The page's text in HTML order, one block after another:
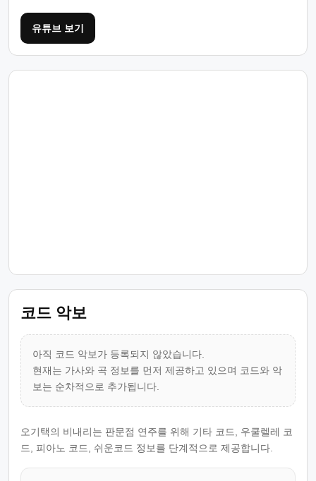
유튜브 보기
코드 악보
아직 코드 악보가 등록되지 않았습니다.
현재는 가사와 곡 정보를 먼저 제공하고 있으며 코드와 악
보는 순차적으로 추가됩니다.
오기택의 비내리는 판문점 연주를 위해 기타 코드, 우쿨렐레 코
드, 피아노 코드, 쉬운코드 정보를 단계적으로 제공합니다.